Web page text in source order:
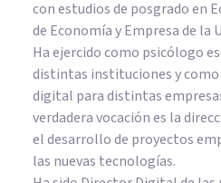
con estudios de posgrado en
de Economía y Empresa de la
Ha ejercido como psicólogo
distintas instituciones y
digital para distintas
verdadera vocación es la
el desarrollo de proyectos
las nuevas tecnologías.